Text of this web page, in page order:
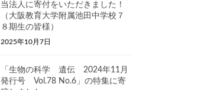
当法人に寄付をいただきました！
（大阪教育大学附属池田中学校７
８期生の皆様）
2025年10月7日
「生物の科学 遺伝 2024年11月
発行号 Vol.78 No.6」の特集に寄